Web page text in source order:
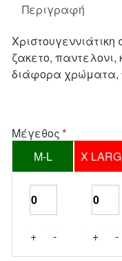
Περιγραφή
ζακετο,
διάφορα χρώματα,
Μέγεθος
M-L
X
+ - + -